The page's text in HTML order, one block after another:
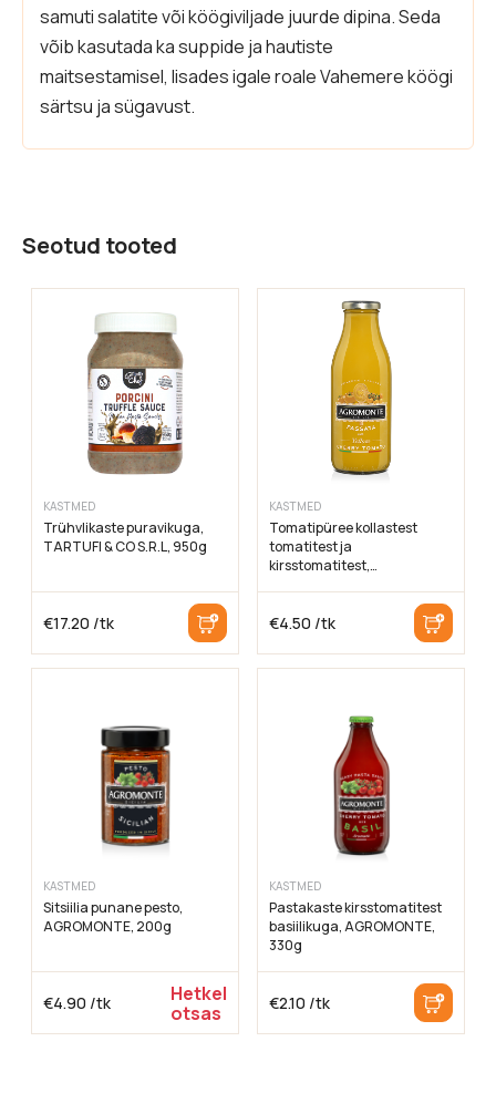
samuti salatite või köögiviljade juurde dipina. Seda
võib kasutada ka suppide ja hautiste
maitsestamisel, lisades igale roale Vahemere köögi
särtsu ja sügavust.
Seotud tooted
KASTMED
Trühvlikaste puravikuga,
TARTUFI & CO S.R.L, 950g
€17.20 /tk
KASTMED
Tomatipüree kollastest
tomatitest ja
kirsstomatitest,
€4.50 /tk
KASTMED
Sitsiilia punane pesto,
AGROMONTE, 200g
€4.90 /tk
Hetkel
otsas
KASTMED
Pastakaste kirsstomatitest
basiilikuga, AGROMONTE,
330g
€2.10 /tk